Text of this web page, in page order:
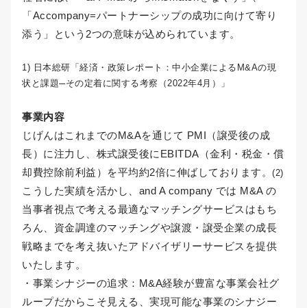
「Accompany=パートナーシップの成功に向けて寄り
添う」という2つの意味が込められています。
1) 日本総研「経済・政策レポート：中小企業によるM&Aの現
状と課題─その定着に関する考察（2022年4月）」
事業内容
じげんはこれまでのM&Aを通じて PMI（譲受後の成
長）に注力し、株式譲受後にEBITDA（金利・税金・償
却費控除前利益）を平均約2倍に伸ばしております。 (2)
こうした実績を活かし、and A company では M&A の
当事者視点で考える最適なマッチングサービスはもち
ろん、資金調達のマッチングや譲渡・譲受企業の成長
戦略までを考え抜いたアドバイザリーサービスを提供
いたします。
・事業シナジーの追求：M&A経験が豊富な事業会社グ
ループだからこそ見える、実現可能な事業のシナジー